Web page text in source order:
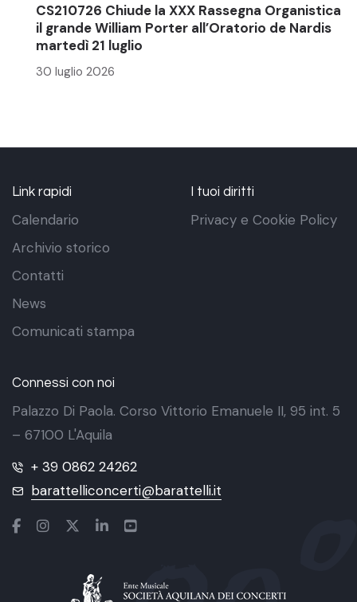
CS210726 Chiude la XXX Rassegna Organistica
il grande William Porter all’Oratorio de Nardis
martedì 21 luglio
30 luglio 2026
Link rapidi
Calendario
Archivio storico
Contatti
News
Comunicati stampa
I tuoi diritti
Privacy e Cookie Policy
Connessi con noi
Palazzo Di Paola. Corso Vittorio Emanuele II, 95 int. 5
– 67100 L'Aquila
+ 39 0862 24262
barattelliconcerti@barattelli.it